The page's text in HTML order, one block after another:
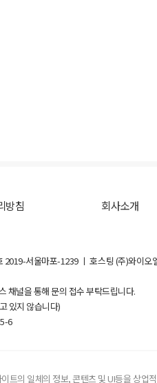
방침 회사소개
2019-서울마포-1239 ㅣ 호스팅 (주)와이오
채널을 통해 문의 접수 부탁드립니다.
있지 않습니다)
5-6
트의 일체의 정보, 콘텐츠 및 UI등을 상업